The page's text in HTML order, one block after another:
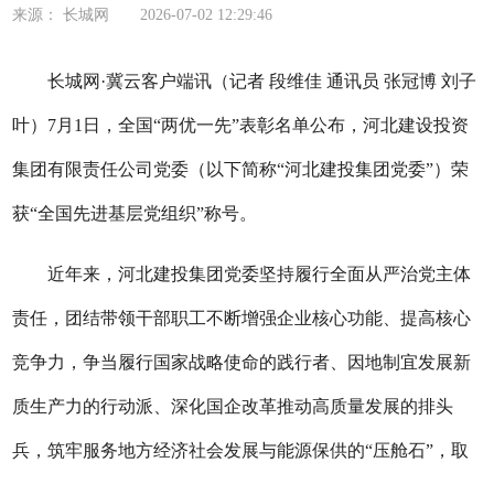
来源： 长城网 2026-07-02 12:29:46
长城网·冀云客户端讯（记者 段维佳 通讯员 张冠博 刘子
叶）7月1日，全国“两优一先”表彰名单公布，河北建设投资
集团有限责任公司党委（以下简称“河北建投集团党委”）荣
获“全国先进基层党组织”称号。
近年来，河北建投集团党委坚持履行全面从严治党主体
责任，团结带领干部职工不断增强企业核心功能、提高核心
竞争力，争当履行国家战略使命的践行者、因地制宜发展新
质生产力的行动派、深化国企改革推动高质量发展的排头
兵，筑牢服务地方经济社会发展与能源保供的“压舱石”，取